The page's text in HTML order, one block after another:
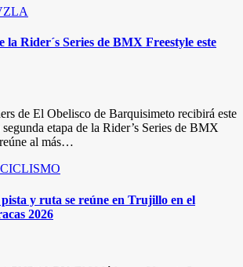
la Rider´s Series de BMX Freestyle este
de El Obelisco de Barquisimeto recibirá este
etapa de la Rider’s Series de BMX
al más…
CICLISMO
y ruta se reúne en Trujillo en el
2026